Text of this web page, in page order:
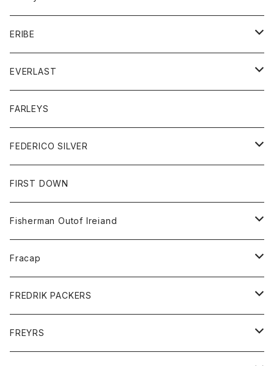
シャツ
Tシャツ
グッズ
帽子
トップス
シャツ
セーター
ボトム
ショートパンツ
パンツ
レディース
コート
ジャケット
ERIBE
ニット
EVERLAST
トップス
ジャケット
スエットシャツ
ボトム
スエットパンツ
グッズ
帽子
FARLEYS
FEDERICO SILVER
アクセサリー
FIRST DOWN
Fisherman Outof Ireiand
ニット
Fracap
グッズ
靴
FREDRIK PACKERS
アクセサリー
FREYRS